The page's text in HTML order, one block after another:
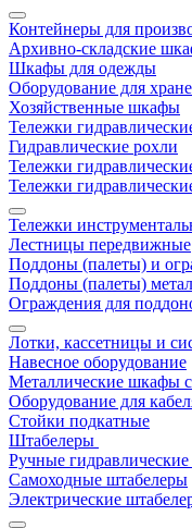
Контейнеры для
Архивно-складские
Шкафы для одежды
Оборудование для
Хозяйственные шкафы
Тележки
Гидравлические рохли
Тележки
Тележки
Тележки
Лестницы передвижные
Поддоны (палеты) и
Поддоны (палеты)
Ограждения для
Лотки, кассетницы и
Навесное оборудование
Металлические шкафы
Оборудование для
Стойки подкатные
Штабелеры
Ручные
Самоходные штабелеры
Электрические